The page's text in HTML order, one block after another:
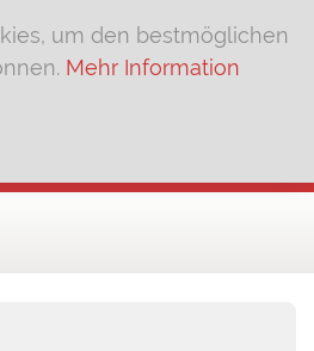
um den bestmöglichen
Mehr Information